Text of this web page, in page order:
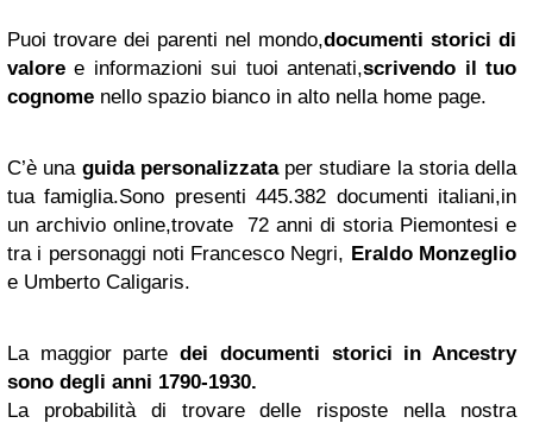
Puoi trovare dei parenti nel mondo,documenti storici di
valore e informazioni sui tuoi antenati,scrivendo il tuo
cognome nello spazio bianco in alto nella home page.
C’è una guida personalizzataper studiare la storia della
tua famiglia.Sono presenti 445.382 documenti italiani,in
un archivio online,trovate 72 anni di storia Piemontesi e
tra i personaggi noti Francesco Negri, Eraldo Monzeglio
e Umberto Caligaris.
La maggior partedei documenti storici in Ancestry
sono degli anni 1790-1930.
La probabilità di trovare delle risposte nella nostra